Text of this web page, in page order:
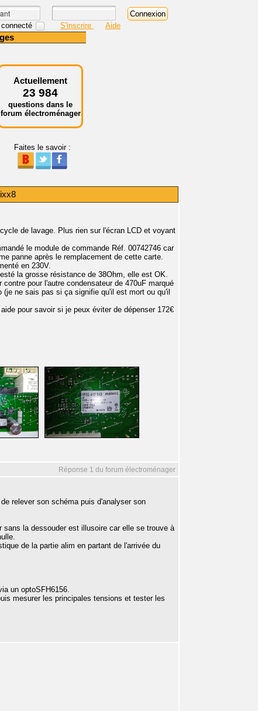
connecté S'inscrire Aide
Actuellement
23 984
questions dans le
forum électroménager
Faites le savoir :
de lavage. Plus rien sur l'écran LCD et voyant
le module de commande Réf. 00742746 car
panne après le remplacement de cette carte.
en 230V.
la grosse résistance de 38Ohm, elle est OK.
pour l'autre condensateur de 470uF marqué
ne sais pas si ça signifie qu'il est mort ou qu'il
pour savoir si je peux éviter de dépenser 172€
Réponse 1 du forum électroménager
relever son schéma puis d'analyser son
la dessouder est illusoire car elle se trouve à
de la partie alim en partant de l'arrivée du
un optoSFH6156.
mesurer les principales tensions et tester les